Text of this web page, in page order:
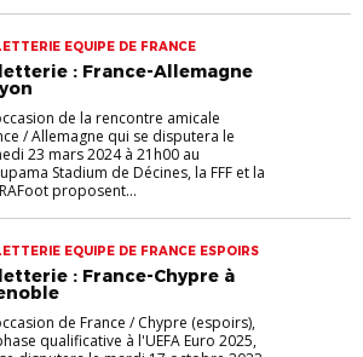
EQUIPE DE FRANCE
: France-Allemagne
de la rencontre amicale
/ Allemagne qui se disputera le
23 mars 2024 à 21h00 au
Stadium de Décines, la FFF et la
proposent...
EQUIPE DE FRANCE ESPOIRS
: France-Chypre à
de France / Chypre (espoirs),
qualificative à l'UEFA Euro 2025,